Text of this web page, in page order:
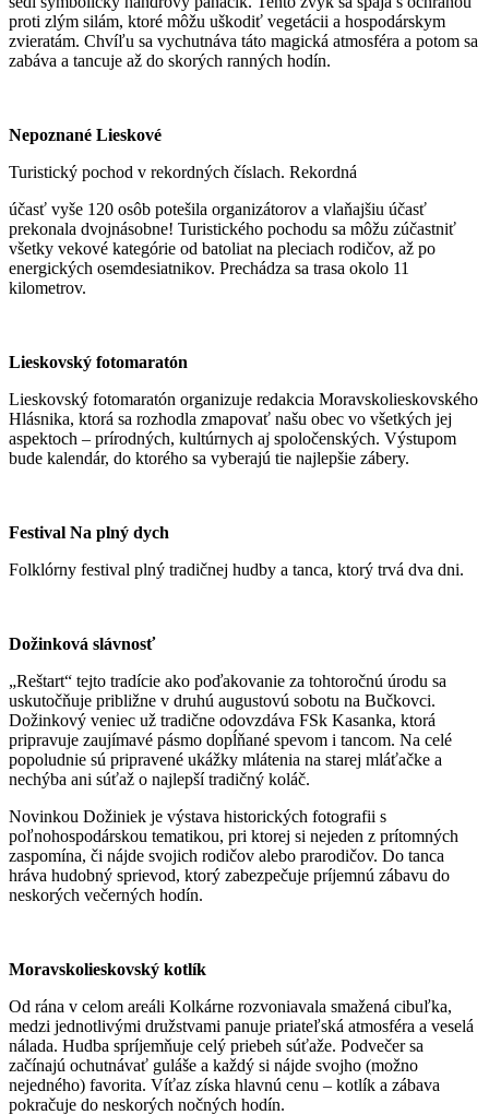
proti zlým silám, ktoré môžu uškodiť vegetácii a hospodárskym
zvieratám. Chvíľu sa vychutnáva táto magická atmosféra a potom sa
zabáva a tancuje až do skorých ranných hodín.
Nepoznané Lieskové
Turistický pochod v rekordných číslach. Rekordná
účasť vyše 120 osôb potešila organizátorov a vlaňajšiu účasť
prekonala dvojnásobne! Turistického pochodu sa môžu zúčastniť
všetky vekové kategórie od batoliat na pleciach rodičov, až po
energických osemdesiatnikov. Prechádza sa trasa okolo 11
kilometrov.
Lieskovský fotomaratón
Lieskovský fotomaratón organizuje redakcia Moravskolieskovského
Hlásnika, ktorá sa rozhodla zmapovať našu obec vo všetkých jej
aspektoch – prírodných, kultúrnych aj spoločenských. Výstupom
bude kalendár, do ktorého sa vyberajú tie najlepšie zábery.
Festival Na plný dych
Folklórny festival plný tradičnej hudby a tanca, ktorý trvá dva dni.
Dožinková slávnosť
„Reštart“ tejto tradície ako poďakovanie za tohtoročnú úrodu sa
uskutočňuje približne v druhú augustovú sobotu na Bučkovci.
Dožinkový veniec už tradične odovzdáva FSk Kasanka, ktorá
pripravuje zaujímavé pásmo dopĺňané spevom i tancom. Na celé
popoludnie sú pripravené ukážky mlátenia na starej mláťačke a
nechýba ani súťaž o najlepší tradičný koláč.
Novinkou Dožiniek je výstava historických fotografii s
poľnohospodárskou tematikou, pri ktorej si nejeden z prítomných
zaspomína, či nájde svojich rodičov alebo prarodičov. Do tanca
hráva hudobný sprievod, ktorý zabezpečuje príjemnú zábavu do
neskorých večerných hodín.
Moravskolieskovský kotlík
Od rána v celom areáli Kolkárne rozvoniavala smažená cibuľka,
medzi jednotlivými družstvami panuje priateľská atmosféra a veselá
nálada. Hudba spríjemňuje celý priebeh súťaže. Podvečer sa
začínajú ochutnávať guláše a každý si nájde svojho (možno
nejedného) favorita. Víťaz získa hlavnú cenu – kotlík a zábava
pokračuje do neskorých nočných hodín.